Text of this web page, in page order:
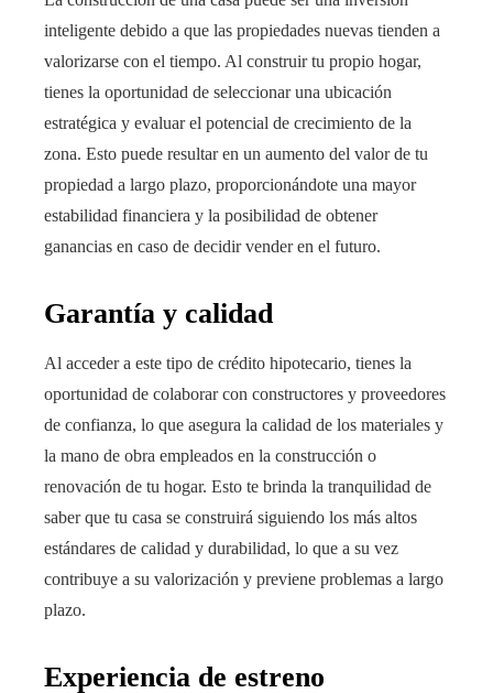
inteligente debido a que las propiedades nuevas tienden a
valorizarse con el tiempo. Al construir tu propio hogar,
tienes la oportunidad de seleccionar una ubicación
estratégica y evaluar el potencial de crecimiento de la
zona. Esto puede resultar en un aumento del valor de tu
propiedad a largo plazo, proporcionándote una mayor
estabilidad financiera y la posibilidad de obtener
ganancias en caso de decidir vender en el futuro.
Garantía y calidad
Al acceder a este tipo de crédito hipotecario, tienes la
oportunidad de colaborar con constructores y proveedores
de confianza, lo que asegura la calidad de los materiales y
la mano de obra empleados en la construcción o
renovación de tu hogar. Esto te brinda la tranquilidad de
saber que tu casa se construirá siguiendo los más altos
estándares de calidad y durabilidad, lo que a su vez
contribuye a su valorización y previene problemas a largo
plazo.
Experiencia de estreno